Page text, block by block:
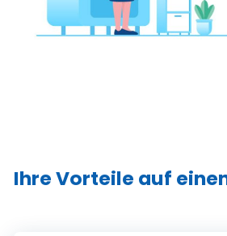
Ihre Vorteile auf